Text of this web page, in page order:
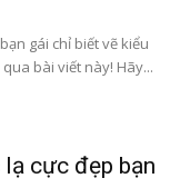
gái chỉ biết vẽ kiểu
bài viết này! Hãy...
cực đẹp bạn